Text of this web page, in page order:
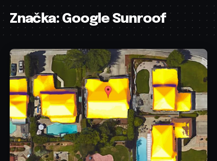
Značka:Google Sunroof